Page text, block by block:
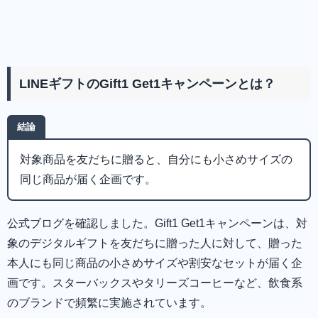
LINEギフトのGift1 Get1キャンペーンとは？
結論
対象商品を友だちに贈ると、自分にも小さめサイズの
同じ商品が届く企画です。
公式ブログを確認しました。Gift1 Get1キャンペーンは、対
象のデジタルギフトを友だちに贈った人に対して、贈った
本人にも同じ商品の小さめサイズや割安なセットが届く企
画です。スターバックスやタリーズコーヒーなど、飲食系
のブランドで頻繁に実施されています。